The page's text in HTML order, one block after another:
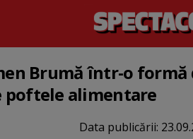
Brumă într-o
poftele alimentare
Data publicării: